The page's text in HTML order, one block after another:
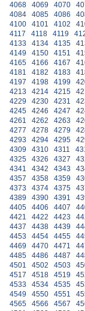
4068
4069 4070
4084
4085 4086
4100
4101 4102
4117
4118 4119
4133
4134 4135
4149
4150 4151
4165
4166 4167
4181
4182 4183
4197
4198 4199
4213
4214 4215
4229
4230 4231
4245
4246 4247
4261
4262 4263
4277
4278 4279
4293
4294 4295
4309
4310 4311
4325
4326 4327
4341
4342 4343
4357
4358 4359
4373
4374 4375
4389
4390 4391
4405
4406 4407
4421
4422 4423
4437
4438 4439
4453
4454 4455
4469
4470 4471
4485
4486 4487
4501
4502 4503
4517
4518 4519
4533
4534 4535
4549
4550 4551
4565
4566 4567